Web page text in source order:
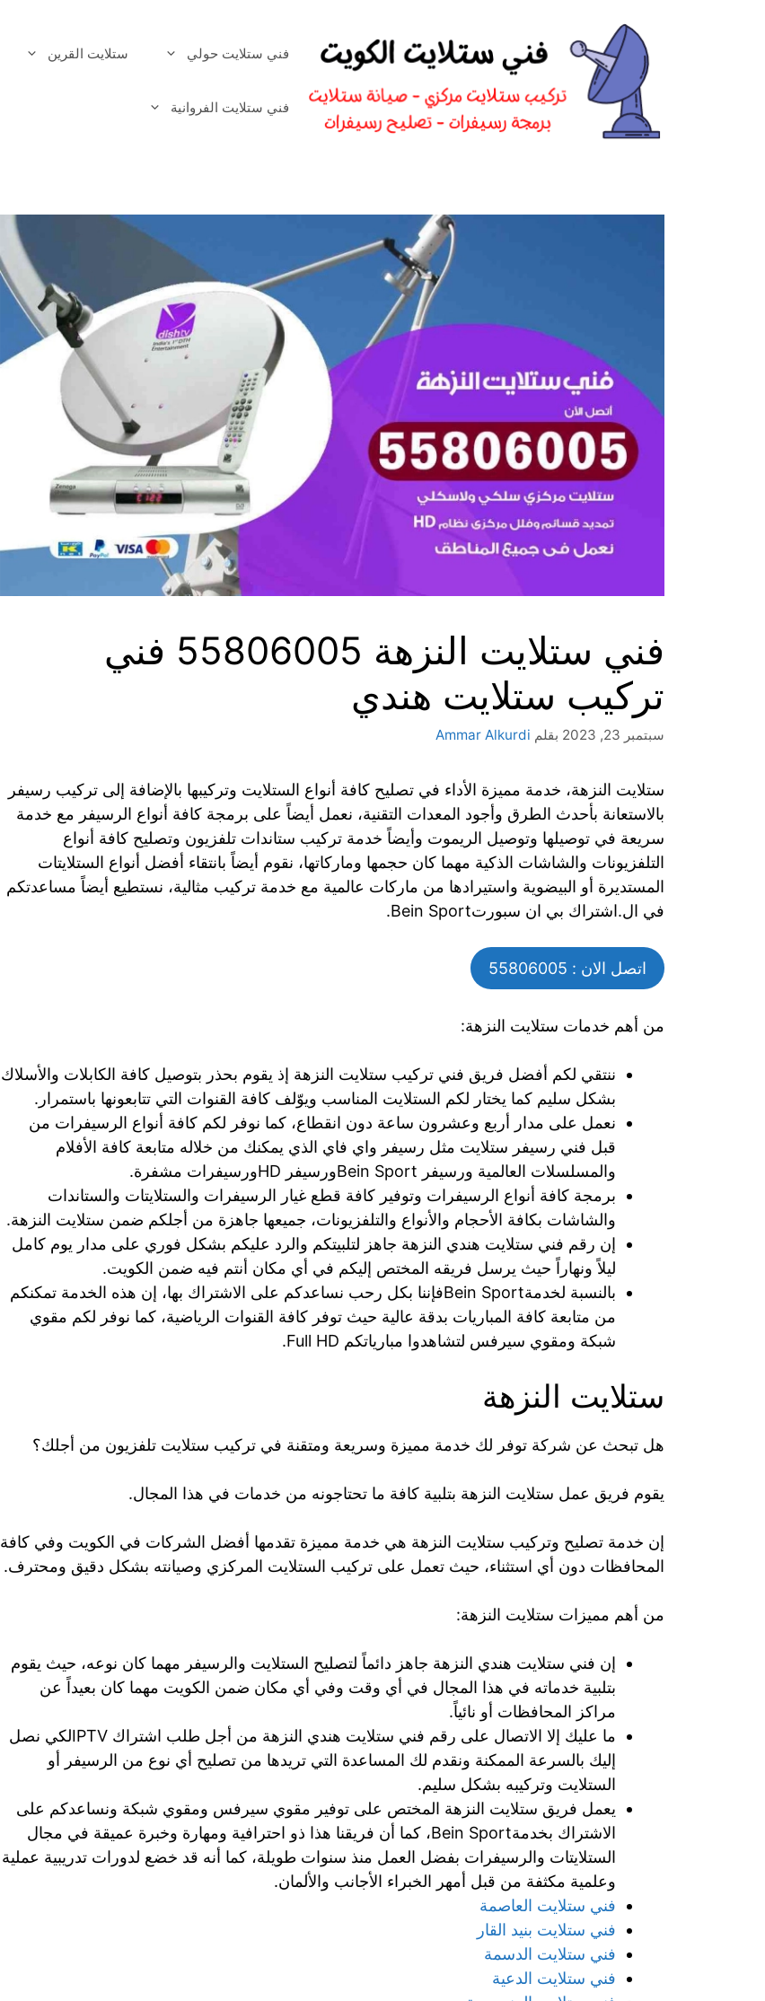
فني ستلايت حولي ستلايت القرين
فني ستلايت الفروانية
فني ستلايت النزهة 55806005 فني
تركيب ستلايت هندي
سبتمبر 23, 2023 بقلم Ammar Alkurdi
ستلايت النزهة، خدمة مميزة الأداء في تصليح كافة أنواع الستلايت وتركيبها بالإضافة إلى تركيب رسيفر
بالاستعانة بأحدث الطرق وأجود المعدات التقنية، نعمل أيضاً على برمجة كافة أنواع الرسيفر مع خدمة
سريعة في توصيلها وتوصيل الريموت وأيضاً خدمة تركيب ستاندات تلفزيون وتصليح كافة أنواع
التلفزيونات والشاشات الذكية مهما كان حجمها وماركاتها، نقوم أيضاً بانتقاء أفضل أنواع الستلايتات
المستديرة أو البيضوية واستيرادها من ماركات عالمية مع خدمة تركيب مثالية، نستطيع أيضاً مساعدتكم
في ال.اشتراك بي ان سبورتBein Sport.
اتصل الان : 55806005
من أهم خدمات ستلايت النزهة:
ننتقي لكم أفضل فريق فني تركيب ستلايت النزهة إذ يقوم بحذر بتوصيل كافة الكابلات والأسلاك
بشكل سليم كما يختار لكم الستلايت المناسب ويوّلف كافة القنوات التي تتابعونها باستمرار.
نعمل على مدار أربع وعشرون ساعة دون انقطاع، كما نوفر لكم كافة أنواع الرسيفرات من
قبل فني رسيفر ستلايت مثل رسيفر واي فاي الذي يمكنك من خلاله متابعة كافة الأفلام
والمسلسلات العالمية ورسيفر Bein Sportورسيفر HDورسيفرات مشفرة.
برمجة كافة أنواع الرسيفرات وتوفير كافة قطع غيار الرسيفرات والستلايتات والستاندات
والشاشات بكافة الأحجام والأنواع والتلفزيونات، جميعها جاهزة من أجلكم ضمن ستلايت النزهة.
إن رقم فني ستلايت هندي النزهة جاهز لتلبيتكم والرد عليكم بشكل فوري على مدار يوم كامل
ليلاً ونهاراً حيث يرسل فريقه المختص إليكم في أي مكان أنتم فيه ضمن الكويت.
بالنسبة لخدمةBein Sportفإننا بكل رحب نساعدكم على الاشتراك بها، إن هذه الخدمة تمكنكم
من متابعة كافة المباريات بدقة عالية حيث توفر كافة القنوات الرياضية، كما نوفر لكم مقوي
شبكة ومقوي سيرفس لتشاهدوا مبارياتكم Full HD.
ستلايت النزهة
هل تبحث عن شركة توفر لك خدمة مميزة وسريعة ومتقنة في تركيب ستلايت تلفزيون من أجلك؟
يقوم فريق عمل ستلايت النزهة بتلبية كافة ما تحتاجونه من خدمات في هذا المجال.
إن خدمة تصليح وتركيب ستلايت النزهة هي خدمة مميزة تقدمها أفضل الشركات في الكويت وفي كافة
المحافظات دون أي استثناء، حيث تعمل على تركيب الستلايت المركزي وصيانته بشكل دقيق ومحترف.
من أهم مميزات ستلايت النزهة:
إن فني ستلايت هندي النزهة جاهز دائماً لتصليح الستلايت والرسيفر مهما كان نوعه، حيث يقوم
بتلبية خدماته في هذا المجال في أي وقت وفي أي مكان ضمن الكويت مهما كان بعيداً عن
مراكز المحافظات أو نائياً.
ما عليك إلا الاتصال على رقم فني ستلايت هندي النزهة من أجل طلب اشتراك IPTVلكي نصل
إليك بالسرعة الممكنة ونقدم لك المساعدة التي تريدها من تصليح أي نوع من الرسيفر أو
الستلايت وتركيبه بشكل سليم.
يعمل فريق ستلايت النزهة المختص على توفير مقوي سيرفس ومقوي شبكة ونساعدكم على
الاشتراك بخدمةBein Sport، كما أن فريقنا هذا ذو احترافية ومهارة وخبرة عميقة في مجال
الستلايتات والرسيفرات بفضل العمل منذ سنوات طويلة، كما أنه قد خضع لدورات تدريبية عملية
وعلمية مكثفة من قبل أمهر الخبراء الأجانب والألمان.
فني ستلايت العاصمة
فني ستلايت بنيد القار
فني ستلايت الدسمة
فني ستلايت الدعية